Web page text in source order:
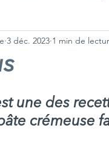
3 déc. 2023 1 min de
une des
crémeuse